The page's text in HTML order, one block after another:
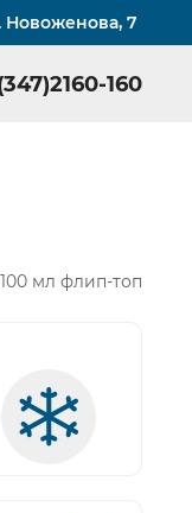
Новоженова, 7
160
мл флип-топ